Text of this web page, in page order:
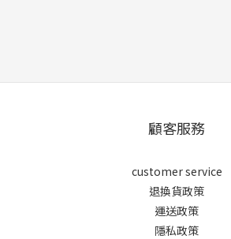
顧客服務
customer service
退換貨政策
運送政策
隱私政策